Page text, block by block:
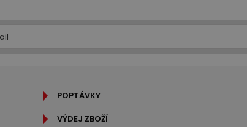
POPTÁVKY
VÝDEJ ZBOŽÍ